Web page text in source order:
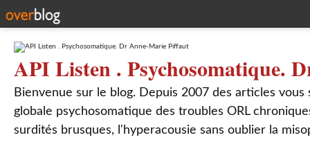
API Listen . Psychosomatique.
Bienvenue sur le blog. Depuis 2007 des articles
globale psychosomatique des troubles ORL
surdités brusques, l'hyperacousie sans oublier la